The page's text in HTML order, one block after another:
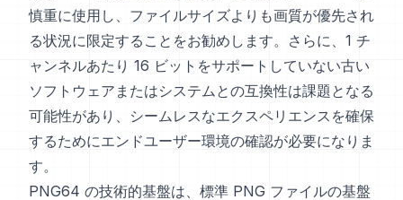
慎重に使用し、ファイルサイズよりも画質が優先され
る状況に限定することをお勧めします。さらに、1 チ
ャンネルあたり 16 ビットをサポートしていない古い
ソフトウェアまたはシステムとの互換性は課題となる
可能性があり、シームレスなエクスペリエンスを確保
するためにエンドユーザー環境の確認が必要になりま
す。
PNG64 の技術的基盤は、標準 PNG ファイルの基盤